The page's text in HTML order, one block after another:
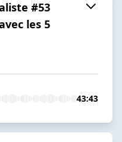
#53
les 5
43:43